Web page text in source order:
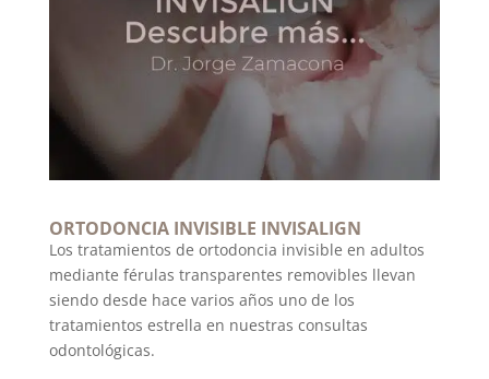
ORTODONCIA INVISIBLE INVISALIGN
Los tratamientos de ortodoncia invisible en adultos
mediante férulas transparentes removibles llevan
siendo desde hace varios años uno de los
tratamientos estrella en nuestras consultas
odontológicas.